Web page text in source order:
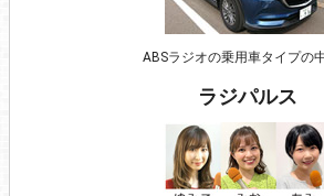
ABSラジオの乗用車タイプの
ラジパルス